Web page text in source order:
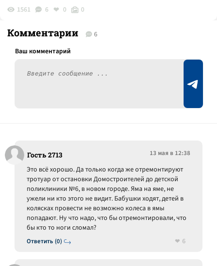
1561 6 0 0
Комментарии 6
Гость 2713 13 мая в 12:38
Ответить (0)
Это всё хорошо. Да только когда же отремонтируют
тротуар от остановки Домостроителей до детской
поликлиники №6, в новом городе. Яма на яме, не
ужели ни кто этого не видит. Бабушки ходят, детей в
колясках провести не возможно колеса в ямы
попадают. Ну что надо, что бы отремонтировали, что
бы кто то ноги сломал?
6